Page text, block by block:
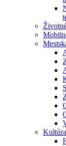
Kultúra